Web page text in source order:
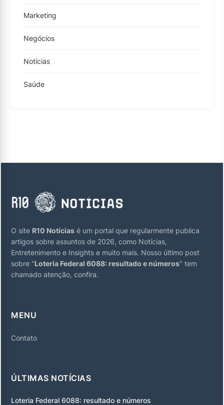
Marketing
Negócios
Notícias
Saúde
O site R10 Notícias é um portal que regularmente publica
artigos sobre assuntos de 2026, como Notícias,
Entretenimento e Insights e muito mais. Nosso último post
sobre "Loteria Federal 6088: resultado e números" tem
chamado atenção, confira.
MENU
Contato
ÚLTIMAS NOTÍCIAS
Loteria Federal 6088: resultado e números